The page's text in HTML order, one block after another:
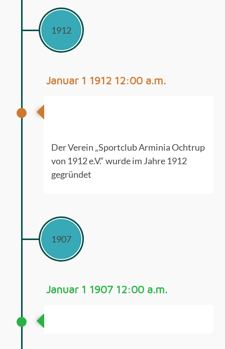
1912
Januar 1 1912 12:00 a.m.
Der Verein „Sportclub Arminia Ochtrup
von 1912 e.V.“ wurde im Jahre 1912
gegründet
1907
Januar 1 1907 12:00 a.m.